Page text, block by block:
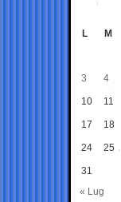
L M
3 4
10 11
17 18
24 25
31
« Lug